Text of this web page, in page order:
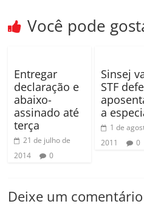
Você pode
Entregar
declaração e
abaixo-
assinado até
terça
21 de julho de
2014
0
Sinsej
STF
a
1 de
2011
0
Deixe um comentário